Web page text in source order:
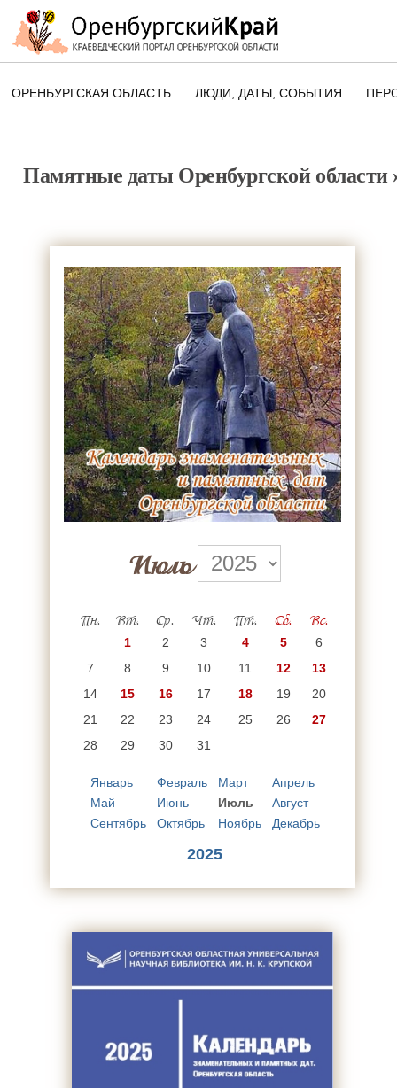
ОРЕНБУРГСКАЯ ОБЛАСТЬ ЛЮДИ, ДАТЫ, CОБЫТИЯ
ПАМЯТНЫЕ ДАТЫ
Памятные даты Оренбургской области
Июль
Пн. Вт. Ср. Чт. Пт. Сб. Вс.
1 2 3 4 5
6
7
8 9 10 11 12
13
14
15 16 17 18 19
20
21
22 23 24 25 26
27
28
29 30 31
Январь Февраль Март
Апрель
Май
Июнь Июль
Август
Сентябрь
Октябрь Ноябрь Декабрь
2025